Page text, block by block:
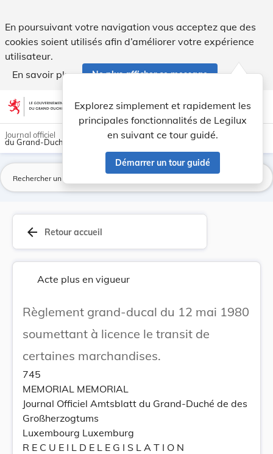
En poursuivant votre navigation vous acceptez que des
cookies soient utilisés afin d’améliorer votre expérience
utilisateur.
En savoir plus
Ne plus afficher ce message
Aller au contenu account_circle help Aide
Explorez simplement et rapidement les
principales fonctionnalités de Legilux
en suivant ce tour guidé.
Démarrer un tour guidé
light_mode dark_mode
Journal officiel
du Grand-Duché de Luxembourg
arrow_back Retour accueil
Acte plus en vigueur
Règlement grand-ducal du 12 mai 1980
soumettant à licence le transit de
certaines marchandises.
745
MEMORIAL MEMORIAL
Journal Officiel Amtsblatt du Grand-Duché de des
Großherzogtums
Luxembourg Luxemburg
R E C U E I L D E L E G I S L A T I O N